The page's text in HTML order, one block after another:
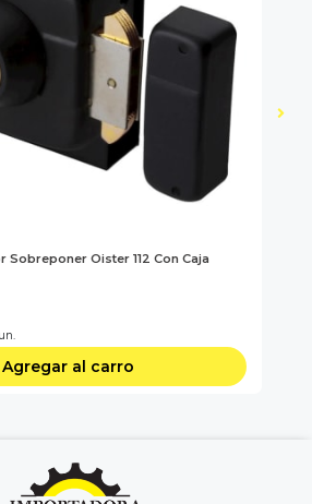
Sobreponer Oister 112 Con Caja
Agregar al carro